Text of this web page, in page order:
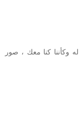
وكأننا كنا معك ، صور